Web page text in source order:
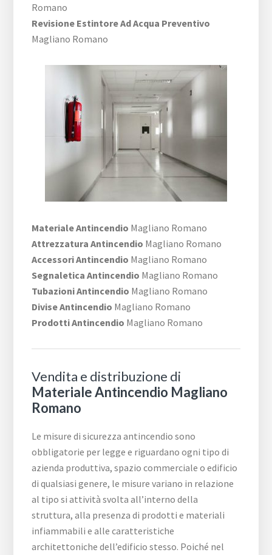
Romano
Revisione Estintore Ad Acqua Preventivo
Magliano Romano
Materiale Antincendio Magliano Romano
Attrezzatura Antincendio Magliano Romano
Accessori Antincendio Magliano Romano
Segnaletica Antincendio Magliano Romano
Tubazioni Antincendio Magliano Romano
Divise Antincendio Magliano Romano
Prodotti Antincendio Magliano Romano
Vendita e distribuzione di
Materiale Antincendio Magliano
Romano
Le misure di sicurezza antincendio sono
obbligatorie per legge e riguardano ogni tipo di
azienda produttiva, spazio commerciale o edificio
di qualsiasi genere, le misure variano in relazione
al tipo si attività svolta all’interno della
struttura, alla presenza di prodotti e materiali
infiammabili e alle caratteristiche
architettoniche dell’edificio stesso. Poiché nel